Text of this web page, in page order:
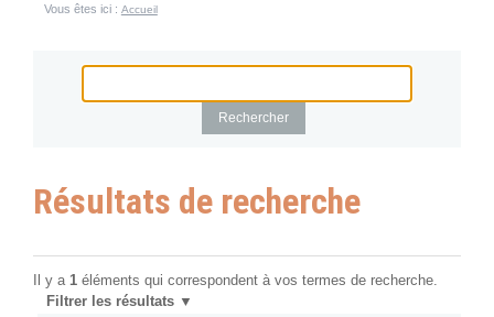
Vous êtes ici : Accueil
Résultats de recherche
Il y a 1 éléments qui correspondent à vos termes de recherche.
Filtrer les résultats